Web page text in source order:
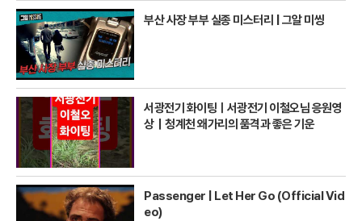
부산 사장 부부 실종 미스터리 | 그알 미씽
서광전기 화이팅ㅣ서광전기 이철오님 응원영
상｜청계천 왜가리의 품격과 좋은 기운
Passenger | Let Her Go (Official Vid
eo)